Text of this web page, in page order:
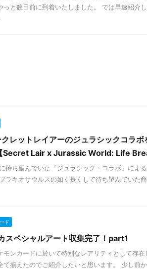
っと数日前に到着いたしました。 では早速紹介
クレットレイアーのジュラシックコラボ
Lair x Jurassic World: Life
待ち望んでいた『ジュラシック・コラボ』によ
ラキオサウルスの如く長くして待ち望んでいた
ド
スペシャルアート収集完了！part1
モンカードに於いて特別なレアリティとして存
て揃えたのでご紹介したいと思います。 少し前